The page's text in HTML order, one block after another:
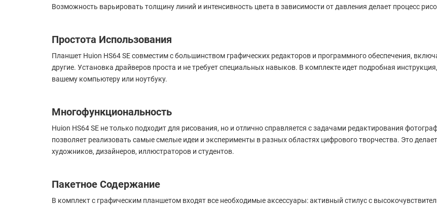
Возможность варьировать толщину линий и интенсивность цвета в зависимости от давления делает процесс
Простота Использования
Планшет Huion HS64 SE совместим с большинством графических редакторов и программного обеспечения,
другие. Установка драйверов проста и не требует специальных навыков. В комплекте идет подробная
вашему компьютеру или ноутбуку.
Многофункциональность
Huion HS64 SE не только подходит для рисования, но и отлично справляется с задачами редактирования
позволяет реализовать самые смелые идеи и эксперименты в разных областях цифрового творчества. Это
художников, дизайнеров, иллюстраторов и студентов.
Пакетное Содержание
В комплект с графическим планшетом входят все необходимые аксессуары: активный стилус с